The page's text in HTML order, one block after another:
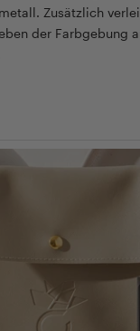
Zusätzlich
der Farbgebung